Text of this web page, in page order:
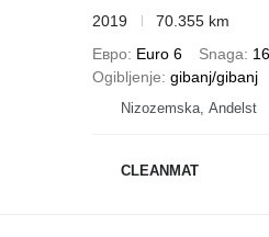
2019
70.355 km
Евро
Euro 6 Snaga
Ogibljenje gibanj/gibanj
Nizozemska, Andelst
CLEANMAT